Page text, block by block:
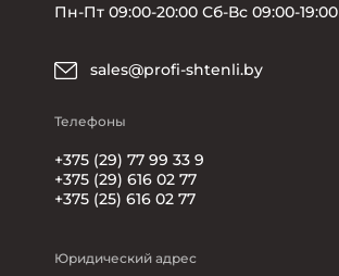
Пн-Пт 09:00-20:00 Сб-Вс 09:00-19:00
sales@profi-shtenli.by
Телефоны
+375 (29) 77 99 33 9
+375 (29) 616 02 77
+375 (25) 616 02 77
Юридический адрес